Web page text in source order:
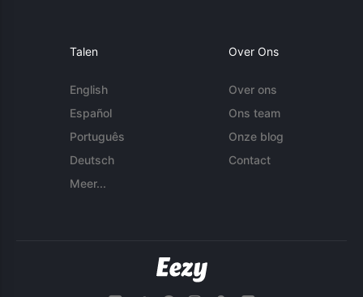
Talen
English
Español
Português
Deutsch
Meer...
Over Ons
Over ons
Ons team
Onze blog
Contact